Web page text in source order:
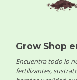
Grow Shop
Encuentra todo lo
fertilizantes,